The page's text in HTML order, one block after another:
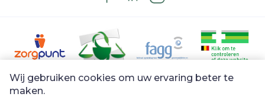
Wij gebruiken cookies om uw ervaring beter te
maken.
Juridische links